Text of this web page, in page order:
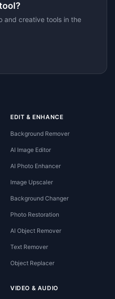
and creative tools in the
EDIT & ENHANCE
Background Remover
AI Image Editor
AI Photo Enhancer
Image Upscaler
Background Changer
Photo Restoration
AI Object Remover
Text Remover
Object Replacer
VIDEO & AUDIO